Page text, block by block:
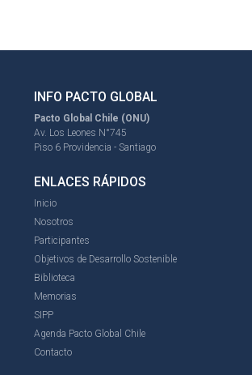
INFO PACTO GLOBAL
Pacto Global Chile (ONU)
Av. Los Leones N°745
Piso 6 Providencia - Santiago
ENLACES RÁPIDOS
Inicio
Nosotros
Participantes
Objetivos de Desarrollo Sostenible
Biblioteca
Memorias
SIPP
Agenda Pacto Global Chile
Contacto